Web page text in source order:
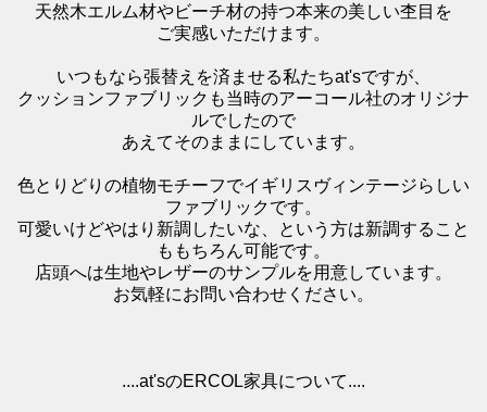
天然木エルム材やビーチ材の持つ本来の美しい杢目を
ご実感いただけます。
いつもなら張替えを済ませる私たちat'sですが、
クッションファブリックも当時のアーコール社のオリジナ
ルでしたので
あえてそのままにしています。
色とりどりの植物モチーフでイギリスヴィンテージらしい
ファブリックです。
可愛いけどやはり新調したいな、という方は新調すること
ももちろん可能です。
店頭へは生地やレザーのサンプルを用意しています。
お気軽にお問い合わせください。
....at'sのERCOL家具について....